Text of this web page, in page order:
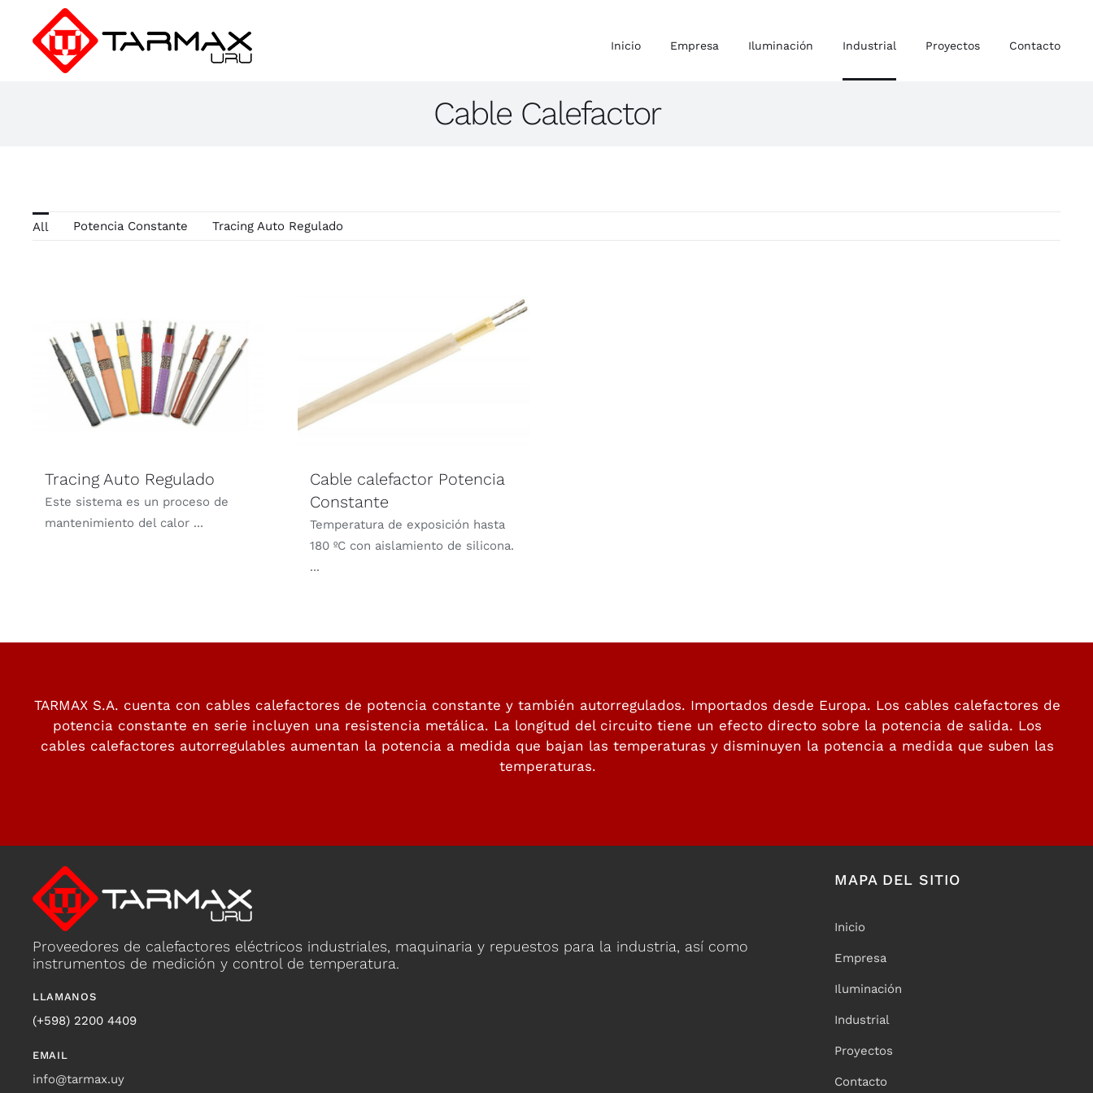
contenido
Inicio Empresa Iluminación Industrial Proyectos Contacto
Cable Calefactor
All Potencia Constante Tracing Auto Regulado
Tracing Auto Regulado
Este sistema es un proceso de
mantenimiento del calor ...
Cable calefactor Potencia
Constante
Temperatura de exposición hasta
180 ºC con aislamiento de silicona.
...
TARMAX S.A. cuenta con cables calefactores de potencia constante y también autorregulados. Importados desde Europa. Los cables calefactores de
potencia constante en serie incluyen una resistencia metálica. La longitud del circuito tiene un efecto directo sobre la potencia de salida. Los
cables calefactores autorregulables aumentan la potencia a medida que bajan las temperaturas y disminuyen la potencia a medida que suben las
temperaturas.
Proveedores de calefactores eléctricos industriales, maquinaria y repuestos para la industria, así como
instrumentos de medición y control de temperatura.
LLAMANOS
(+598) 2200 4409
EMAIL
info@tarmax.uy
MAPA DEL SITIO
Inicio
Empresa
Iluminación
Industrial
Proyectos
Contacto